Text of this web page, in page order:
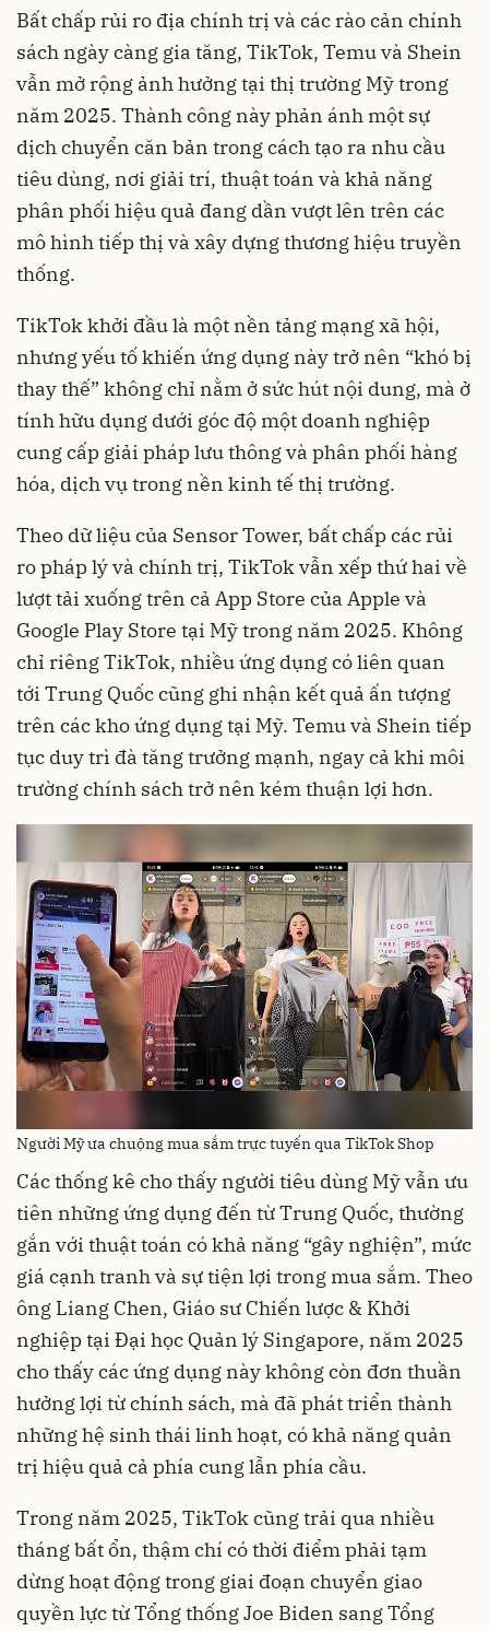
Bất chấp rủi ro địa chính trị và các rào cản chính
sách ngày càng gia tăng, TikTok, Temu và Shein
vẫn mở rộng ảnh hưởng tại thị trường Mỹ trong
năm 2025. Thành công này phản ánh một sự
dịch chuyển căn bản trong cách tạo ra nhu cầu
tiêu dùng, nơi giải trí, thuật toán và khả năng
phân phối hiệu quả đang dần vượt lên trên các
mô hình tiếp thị và xây dựng thương hiệu truyền
thống.
TikTok khởi đầu là một nền tảng mạng xã hội,
nhưng yếu tố khiến ứng dụng này trở nên “khó bị
thay thế” không chỉ nằm ở sức hút nội dung, mà ở
tính hữu dụng dưới góc độ một doanh nghiệp
cung cấp giải pháp lưu thông và phân phối hàng
hóa, dịch vụ trong nền kinh tế thị trường.
Theo dữ liệu của Sensor Tower, bất chấp các rủi
ro pháp lý và chính trị, TikTok vẫn xếp thứ hai về
lượt tải xuống trên cả App Store của Apple và
Google Play Store tại Mỹ trong năm 2025. Không
chỉ riêng TikTok, nhiều ứng dụng có liên quan
tới Trung Quốc cũng ghi nhận kết quả ấn tượng
trên các kho ứng dụng tại Mỹ. Temu và Shein tiếp
tục duy trì đà tăng trưởng mạnh, ngay cả khi môi
trường chính sách trở nên kém thuận lợi hơn.
Người Mỹ ưa chuộng mua sắm trực tuyến qua TikTok Shop
Các thống kê cho thấy người tiêu dùng Mỹ vẫn ưu
tiên những ứng dụng đến từ Trung Quốc, thường
gắn với thuật toán có khả năng “gây nghiện”, mức
giá cạnh tranh và sự tiện lợi trong mua sắm. Theo
ông Liang Chen, Giáo sư Chiến lược & Khởi
nghiệp tại Đại học Quản lý Singapore, năm 2025
cho thấy các ứng dụng này không còn đơn thuần
hưởng lợi từ chính sách, mà đã phát triển thành
những hệ sinh thái linh hoạt, có khả năng quản
trị hiệu quả cả phía cung lẫn phía cầu.
Trong năm 2025, TikTok cũng trải qua nhiều
tháng bất ổn, thậm chí có thời điểm phải tạm
dừng hoạt động trong giai đoạn chuyển giao
quyền lực từ Tổng thống Joe Biden sang Tổng